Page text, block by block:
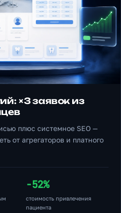
×3 заявок из
плюс системное SEO —
от агрегаторов и платного
−52%
стоимость привлечения
пациента